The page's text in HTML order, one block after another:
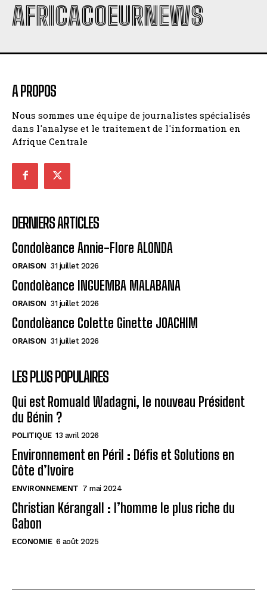
AFRICACOEURNEWS
A PROPOS
Nous sommes une équipe de journalistes spécialisés
dans l'analyse et le traitement de l'information en
Afrique Centrale
DERNIERS ARTICLES
Condolèance Annie-Flore ALONDA
ORAISON 31 juillet 2026
Condolèance INGUEMBA MALABANA
ORAISON 31 juillet 2026
Condolèance Colette Ginette JOACHIM
ORAISON 31 juillet 2026
LES PLUS POPULAIRES
Qui est Romuald Wadagni, le nouveau Président
du Bénin ?
POLITIQUE 13 avril 2026
Environnement en Péril : Défis et Solutions en
Côte d’Ivoire
ENVIRONNEMENT 7 mai 2024
Christian Kérangall : l’homme le plus riche du
Gabon
ECONOMIE 6 août 2025